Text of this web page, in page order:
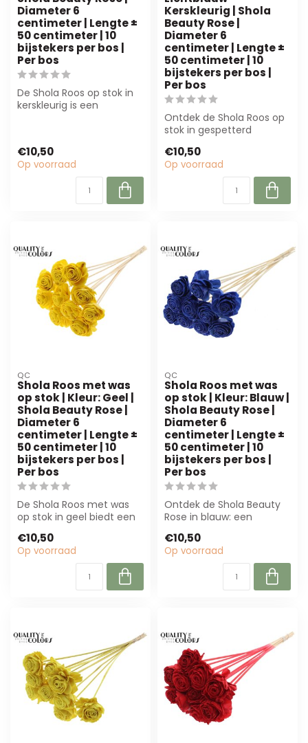
Diameter 6
centimeter | Lengte ±
50 centimeter | 10
bijstekers per bos |
Per bos
De Shola Roos op stok in
kerskleurig is een
€10,50
Op voorraad
Kerskleurig | Shola
Beauty Rose |
Diameter 6
centimeter | Lengte ±
50 centimeter | 10
bijstekers per bos |
Per bos
Ontdek de Shola Roos op
stok in gespetterd
Perfect vo...
€10,50
Op voorraad
QC
Shola Roos met was
op stok | Kleur: Geel |
Shola Beauty Rose |
Diameter 6
centimeter | Lengte ±
50 centimeter | 10
bijstekers per bos |
Per bos
De Shola Roos met was
op stok in geel biedt een
is o...
€10,50
Op voorraad
QC
Shola Roos met was
op stok | Kleur: Blauw |
Shola Beauty Rose |
Diameter 6
centimeter | Lengte ±
50 centimeter | 10
bijstekers per bos |
Per bos
Ontdek de Shola Beauty
Rose in blauw: een
onderhoudsarme
kunstbloem va...
€10,50
Op voorraad